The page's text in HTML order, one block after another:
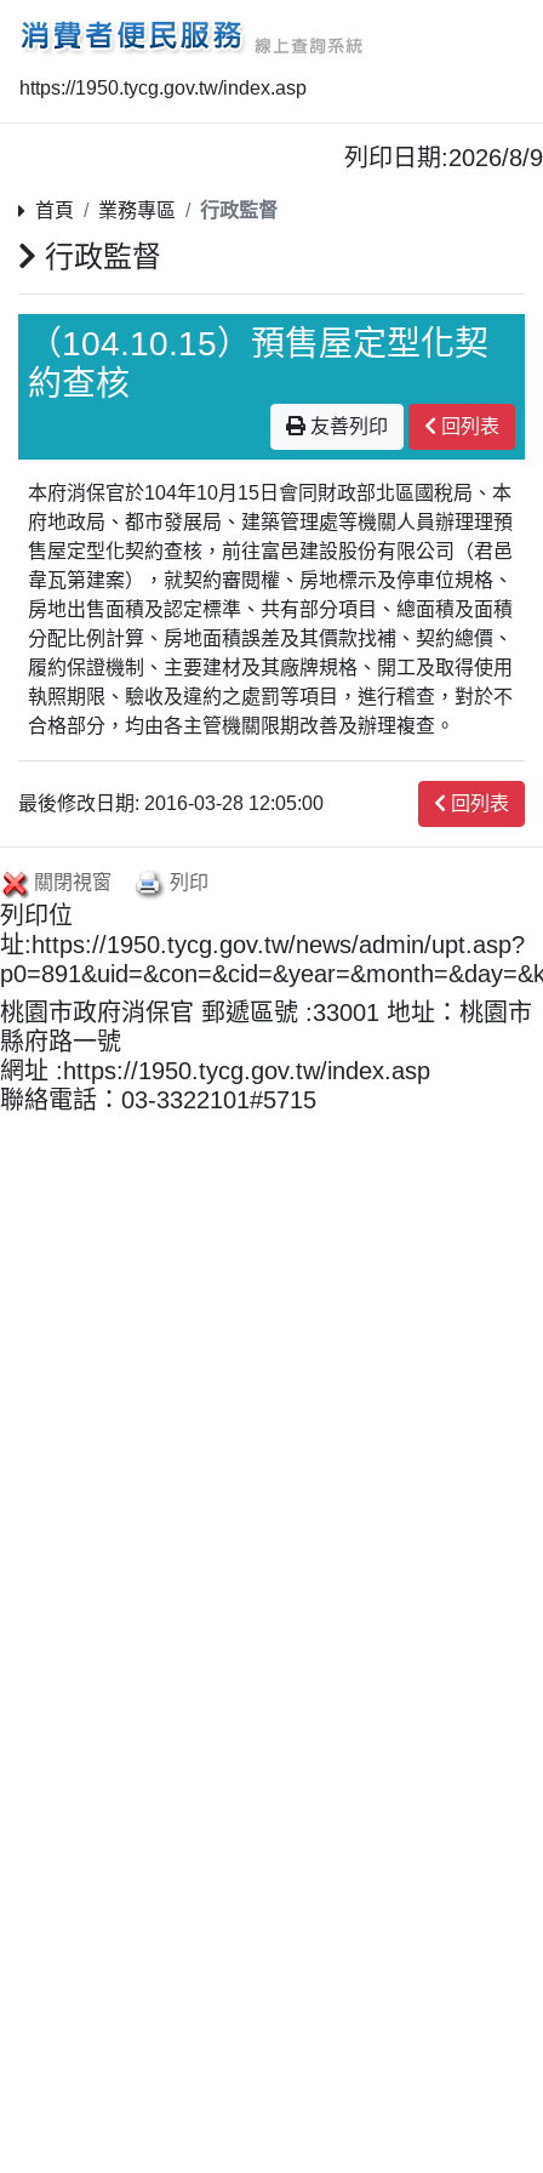
https://1950.tycg.gov.tw/index.asp
列印日期:2026/8/9
首頁 業務專區 行政監督
行政監督
（104.10.15）預售屋定型化契
約查核
友善列印 回列表
本府消保官於104年10月15日會同財政部北區國稅局、本
府地政局、都市發展局、建築管理處等機關人員辦理理預
售屋定型化契約查核，前往富邑建設股份有限公司（君邑
韋瓦第建案），就契約審閱權、房地標示及停車位規格、
房地出售面積及認定標準、共有部分項目、總面積及面積
分配比例計算、房地面積誤差及其價款找補、契約總價、
履約保證機制、主要建材及其廠牌規格、開工及取得使用
執照期限、驗收及違約之處罰等項目，進行稽查，對於不
合格部分，均由各主管機關限期改善及辦理複查。
最後修改日期: 2016-03-28 12:05:00 回列表
關閉視窗 列印
列印位
址:https://1950.tycg.gov.tw/news/admin/upt.asp?
桃園市政府消保官 郵遞區號 :33001 地址：桃園市
縣府路一號
網址 :https://1950.tycg.gov.tw/index.asp
聯絡電話：03-3322101#5715